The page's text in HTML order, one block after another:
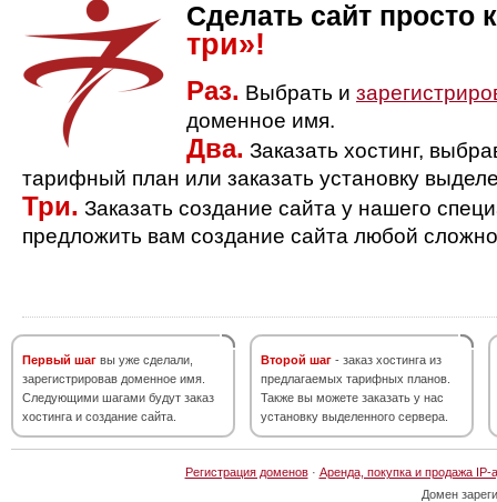
Сделать сайт просто
три»!
Раз. Выбрать и
доменное имя.
Два. Заказать хостинг,
тарифный план или заказать установку
Три. Заказать создание сайта у нашего
предложить вам создание сайта любой
Первый шаг вы уже сделали,
зарегистрировав доменное имя.
Следующими шагами будут заказ
хостинга и создание сайта.
Второй шаг - заказ хостинга из
предлагаемых тарифных планов.
Также вы можете заказать у нас
установку выделенного сервера.
Регистрация доменов· Аренда, покупка и продажа IP-
Домен